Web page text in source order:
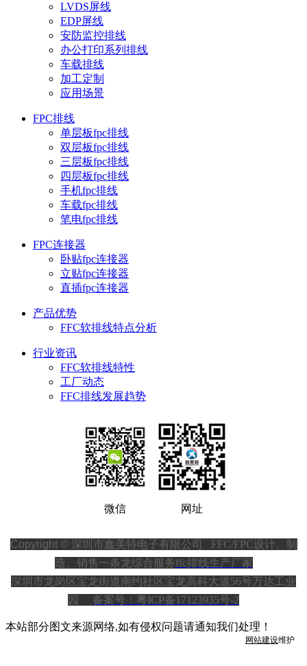
LVDS屏线
EDP屏线
安防监控排线
办公打印系列排线
车载排线
加工定制
应用场景
FPC排线
单层板fpc排线
双层板fpc排线
三层板fpc排线
四层板fpc排线
手机fpc排线
车载fpc排线
笔电fpc排线
FPC连接器
卧贴fpc连接器
立贴fpc连接器
直插fpc连接器
产品优势
FFC软排线特点分析
行业资讯
FFC软排线特性
工厂动态
FFC排线发展趋势
微信 网址
Copyright © 深圳市鑫美特电子有限公司
FFC/FPC设计、制
造、销售一条龙综合服务ffc排线生产厂家
深圳市龙岗区宝龙街道南约社区宝龙高科大道56号万达工业
园 备案号：粤ICP备17123935号-2
本站部分图文来源网络,如有侵权问题请通知我们处理！
网站建设维护